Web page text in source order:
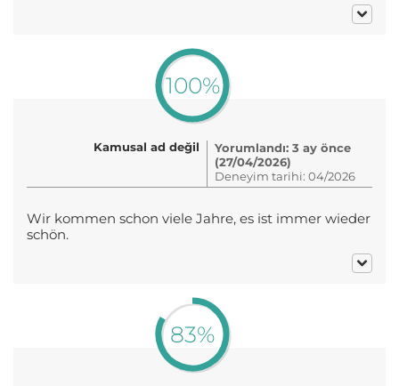
100%
Kamusal ad değil
Yorumlandı: 3 ay önce
(27/04/2026)
Deneyim tarihi: 04/2026
Wir kommen schon viele Jahre, es ist immer wieder
schön.
83%